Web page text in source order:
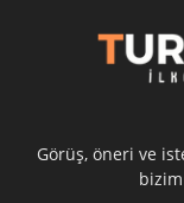
Görüş, öneri ve